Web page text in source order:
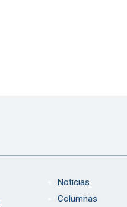
Noticias
Columnas